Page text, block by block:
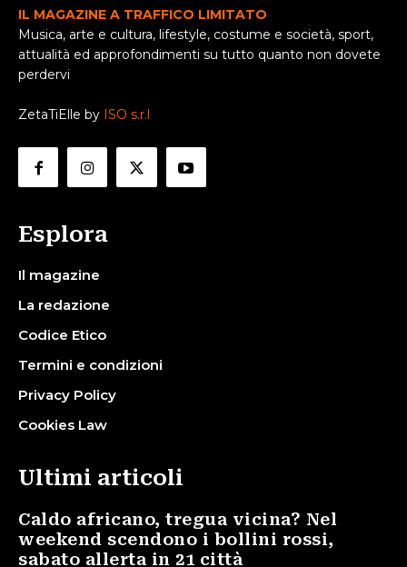
IL MAGAZINE A TRAFFICO LIMITATO
Musica, arte e cultura, lifestyle, costume e società, sport,
attualità ed approfondimenti su tutto quanto non dovete
perdervi
ZetaTiElle by ISO s.r.l
Esplora
Il magazine
La redazione
Codice Etico
Termini e condizioni
Privacy Policy
Cookies Law
Ultimi articoli
Caldo africano, tregua vicina? Nel
weekend scendono i bollini rossi,
sabato allerta in 21 città